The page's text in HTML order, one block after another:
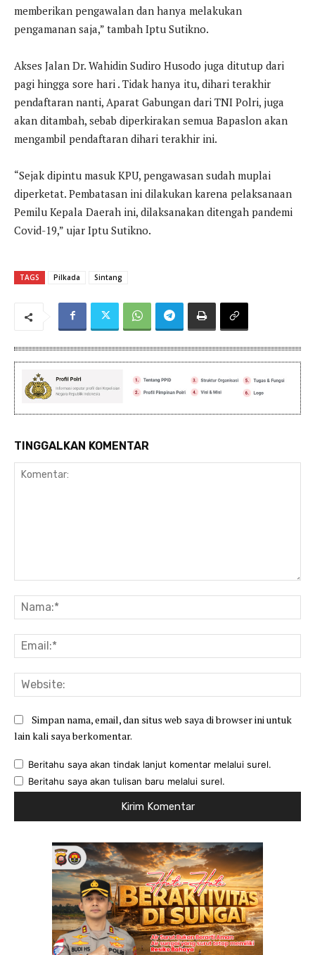
memberikan pengawalan dan hanya melakukan
pengamanan saja,” tambah Iptu Sutikno.
Akses Jalan Dr. Wahidin Sudiro Husodo juga ditutup dari
pagi hingga sore hari . Tidak hanya itu, dihari terakhir
pendaftaran nanti, Aparat Gabungan dari TNI Polri, juga
akan ditambah, sebab diperkirakan semua Bapaslon akan
mengambil pendaftaran dihari terakhir ini.
“Sejak dipintu masuk KPU, pengawasan sudah muplai
diperketat. Pembatasan ini dilakukan karena pelaksanaan
Pemilu Kepala Daerah ini, dilaksanakan ditengah pandemi
Covid-19,” ujar Iptu Sutikno.
TAGS Pilkada Sintang
TINGGALKAN KOMENTAR
Simpan nama, email, dan situs web saya di browser ini untuk
lain kali saya berkomentar.
Beritahu saya akan tindak lanjut komentar melalui surel.
Beritahu saya akan tulisan baru melalui surel.